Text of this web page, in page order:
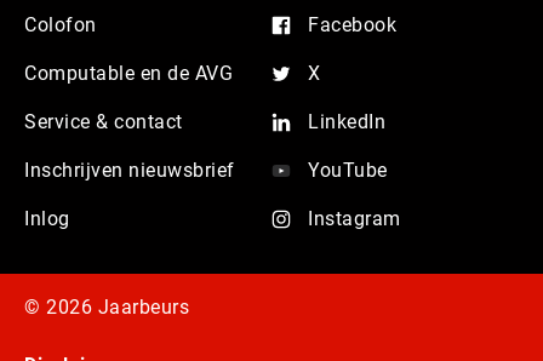
Colofon
Computable en de AVG
Service & contact
Inschrijven nieuwsbrief
Inlog
Facebook
X
LinkedIn
YouTube
Instagram
© 2026 Jaarbeurs